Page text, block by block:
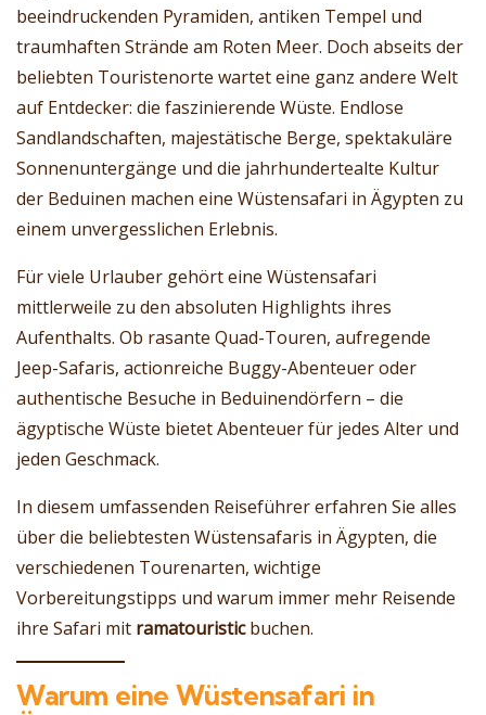
beeindruckenden Pyramiden, antiken Tempel und
traumhaften Strände am Roten Meer. Doch abseits der
beliebten Touristenorte wartet eine ganz andere Welt
auf Entdecker: die faszinierende Wüste. Endlose
Sandlandschaften, majestätische Berge, spektakuläre
Sonnenuntergänge und die jahrhundertealte Kultur
der Beduinen machen eine Wüstensafari in Ägypten zu
einem unvergesslichen Erlebnis.
Für viele Urlauber gehört eine Wüstensafari
mittlerweile zu den absoluten Highlights ihres
Aufenthalts. Ob rasante Quad-Touren, aufregende
Jeep-Safaris, actionreiche Buggy-Abenteuer oder
authentische Besuche in Beduinendörfern – die
ägyptische Wüste bietet Abenteuer für jedes Alter und
jeden Geschmack.
In diesem umfassenden Reiseführer erfahren Sie alles
über die beliebtesten Wüstensafaris in Ägypten, die
verschiedenen Tourenarten, wichtige
Vorbereitungstipps und warum immer mehr Reisende
ihre Safari mit ramatouristicbuchen.
Warum eine Wüstensafari in